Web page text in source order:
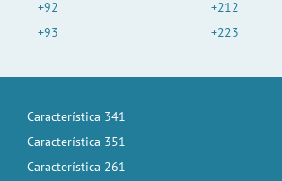
+92
+93
+212
+223
Característica 341
Característica 351
Característica 261